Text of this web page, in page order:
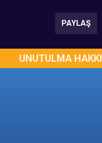
PAYLAŞ
UNUTULMA HAKKI